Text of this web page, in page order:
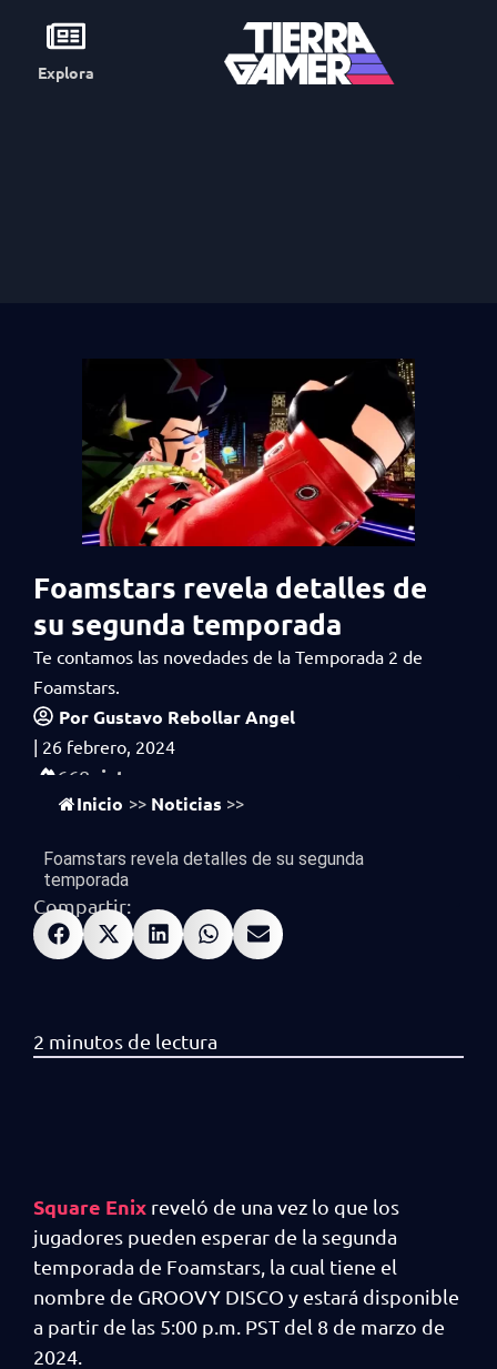
Explora
Foamstars revela detalles de
su segunda temporada
Te contamos las novedades de la Temporada 2 de
Foamstars.
PorGustavo Rebollar Angel
| 26 febrero, 2024
668 vistas
Inicio >> Noticias >>
Foamstars revela detalles de su segunda
temporada
Compartir:
Square Enix reveló de una vez lo que los
jugadores pueden esperar de la segunda
temporada de Foamstars, la cual tiene el
nombre de GROOVY DISCO y estará disponible
a partir de las 5:00 p.m. PST del 8 de marzo de
2024.